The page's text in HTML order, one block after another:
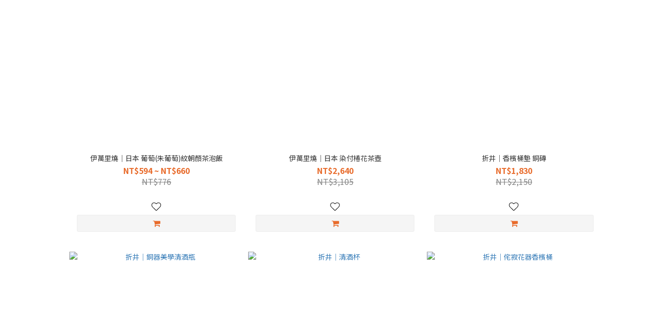
伊萬里燒｜日本 葡萄(朱葡萄)紋朝顏茶泡飯
NT$594 ~ NT$660
NT$776
伊萬里燒｜日本 染付椿花茶壺
NT$2,640
NT$3,105
折井｜香檳桶墊 銅磚
NT$1,830
NT$2,150